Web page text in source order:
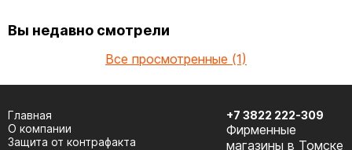
Вы недавно смотрели
Все просмотренные (1)
Главная
О компании
Защита от контрафакта
+7 3822 222-309
Фирменные
магазины в Томске